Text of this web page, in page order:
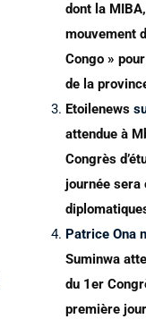
dont la
mouvement
Congo »
de la
Etoilenews
attendue à
Congrès
journée sera
Patrice Ona
Suminwa
du 1er
première